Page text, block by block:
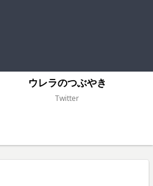
ウレラのつぶやき
Twitter